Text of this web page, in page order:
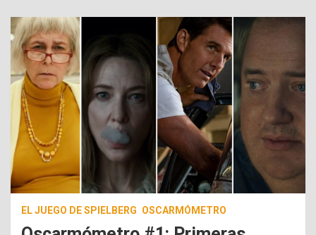
EL JUEGO DE SPIELBERG OSCARMÓMETRO